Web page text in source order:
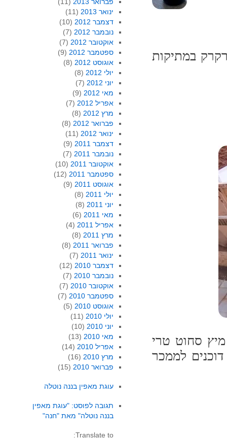
במתיקות
סחוט טרי
לממכר
ינואר 2013
(11)
דצמבר 2012
(10)
נובמבר 2012
(7)
אוקטובר 2012
(7)
ספטמבר 2012
(9)
אוגוסט 2012
(8)
יולי 2012
(8)
יוני 2012
(7)
מאי 2012
(9)
אפריל 2012
(7)
מרץ 2012
(8)
פברואר 2012
(8)
ינואר 2012
(11)
דצמבר 2011
(9)
נובמבר 2011
(7)
אוקטובר 2011
(10)
ספטמבר 2011
(12)
אוגוסט 2011
(9)
יולי 2011
(8)
יוני 2011
(8)
מאי 2011
(6)
אפריל 2011
(4)
מרץ 2011
(8)
פברואר 2011
(8)
ינואר 2011
(7)
דצמבר 2010
(12)
נובמבר 2010
(7)
אוקטובר 2010
(7)
ספטמבר 2010
(7)
אוגוסט 2010
(5)
יולי 2010
(11)
יוני 2010
(10)
מאי 2010
(13)
אפריל 2010
(14)
מרץ 2010
(16)
פברואר 2010
(15)
עוגת מאפין בננה נוטלה
תגובה לפוסט: "עוגת מאפין
בננה נוטלה" מאת "חנה"
Translate to: